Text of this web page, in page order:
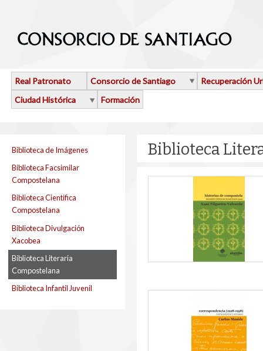
Real Patronato Consorcio de Santiago
Recuperación
Ciudad Histórica
Formación
Biblioteca de Imágenes
Biblioteca Facsimilar
Compostelana
Biblioteca Cientifica
Compostelana
Biblioteca Divulgación
Xacobea
Biblioteca Literaria
Compostelana
Biblioteca Infantil Juvenil
Biblioteca